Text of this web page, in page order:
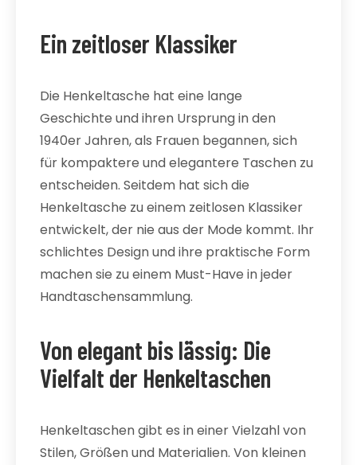
Ein zeitloser Klassiker
Die Henkeltasche hat eine lange
Geschichte und ihren Ursprung in den
1940er Jahren, als Frauen begannen, sich
für kompaktere und elegantere Taschen zu
entscheiden. Seitdem hat sich die
Henkeltasche zu einem zeitlosen Klassiker
entwickelt, der nie aus der Mode kommt. Ihr
schlichtes Design und ihre praktische Form
machen sie zu einem Must-Have in jeder
Handtaschensammlung.
Von elegant bis lässig: Die
Vielfalt der Henkeltaschen
Henkeltaschen gibt es in einer Vielzahl von
Stilen, Größen und Materialien. Von kleinen